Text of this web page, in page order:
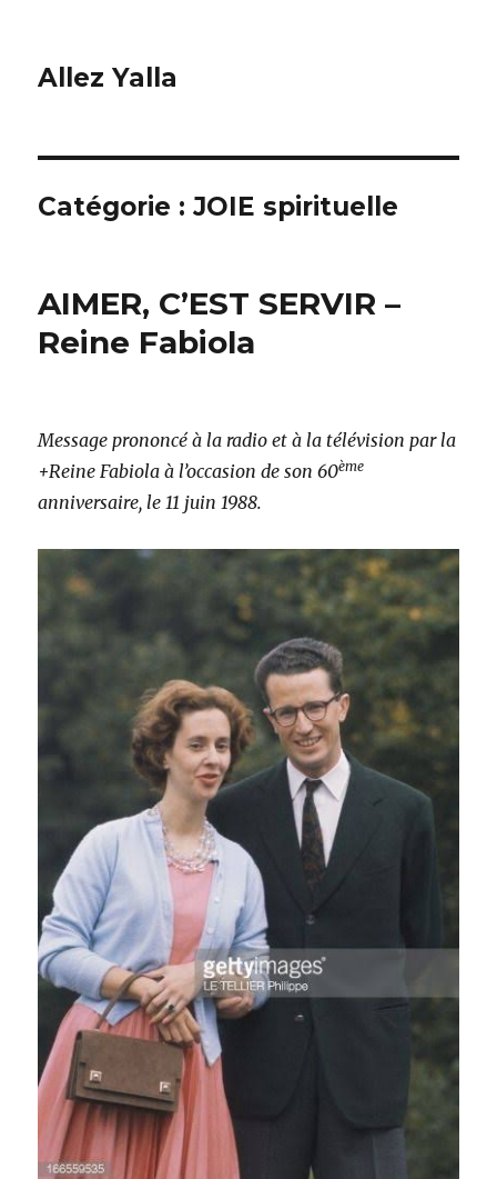
Allez Yalla
Catégorie :JOIE spirituelle
AIMER, C’EST SERVIR –
Reine Fabiola
Message prononcé à la radio et à la télévision par la
+Reine Fabiola à l’occasion de son 60ème
anniversaire, le 11 juin 1988.